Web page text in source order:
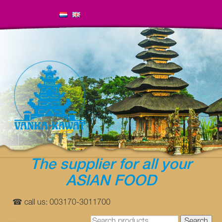
The supplier for all your
ASIAN FOOD
☎ call us: 003170-3011700